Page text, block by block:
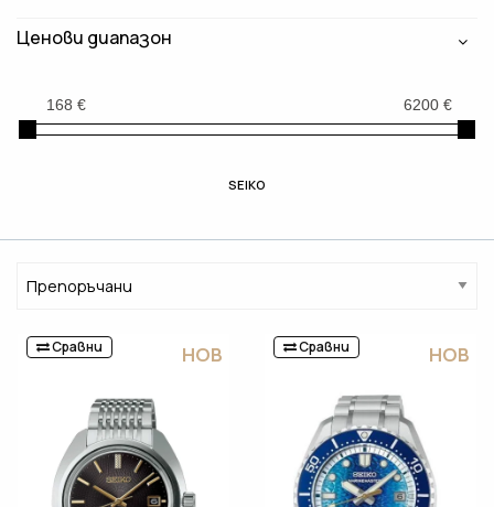
Ценови диапазон
SEIKO
Сравни НОВ Сравни НОВ